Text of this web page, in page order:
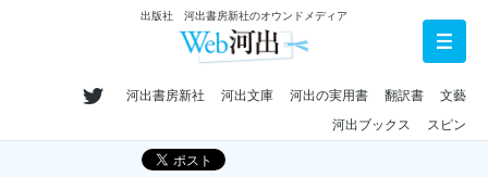
出版社 河出書房新社のオウンドメディア
河出書房新社 河出文庫 河出の実用書 翻訳書
文藝
河出ブックス
スピン